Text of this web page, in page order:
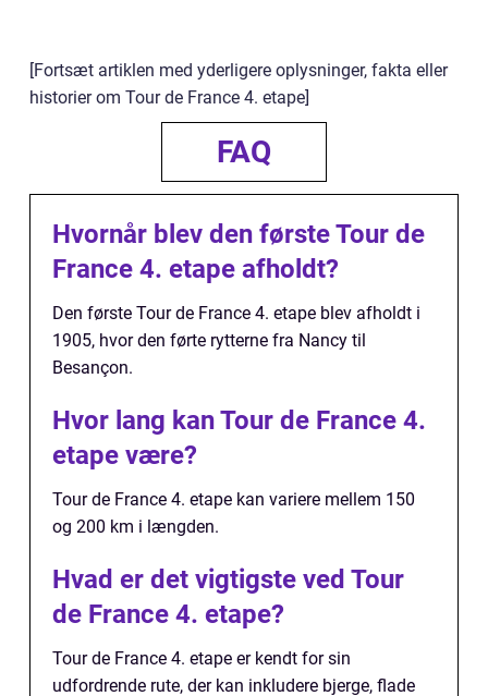
[Fortsæt artiklen med yderligere oplysninger, fakta eller
historier om Tour de France 4. etape]
FAQ
Hvornår blev den første Tour de
France 4. etape afholdt?
Den første Tour de France 4. etape blev afholdt i
1905, hvor den førte rytterne fra Nancy til
Besançon.
Hvor lang kan Tour de France 4.
etape være?
Tour de France 4. etape kan variere mellem 150
og 200 km i længden.
Hvad er det vigtigste ved Tour
de France 4. etape?
Tour de France 4. etape er kendt for sin
udfordrende rute, der kan inkludere bjerge, flade